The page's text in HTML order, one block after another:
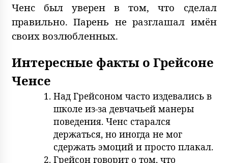
Ченс был уверен в том, что сделал
правильно. Парень не разглашал имён
своих возлюбленных.
Интересные факты о Грейсоне
Ченсе
Над Грейсоном часто издевались в
школе из-за девчачьей манеры
поведения. Ченс старался
держаться, но иногда не мог
сдержать эмоций и просто плакал.
Грейсон говорит о том, что